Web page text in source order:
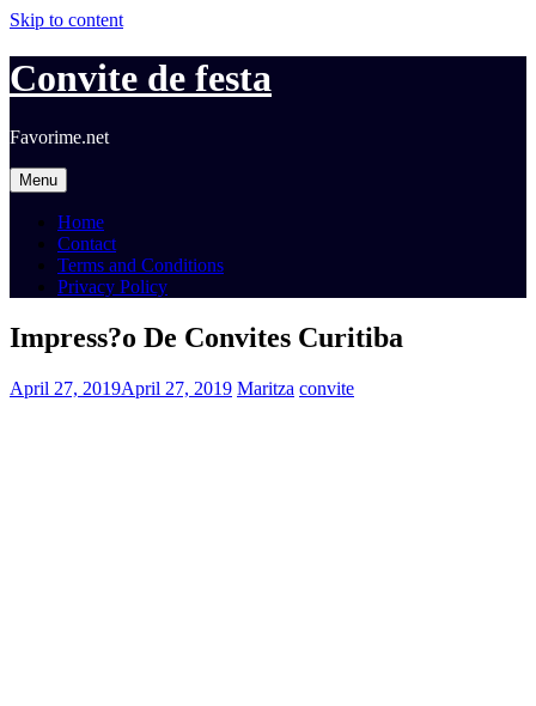
Skip to content
Convite de festa
Favorime.net
Menu
Home
Contact
Terms and Conditions
Privacy Policy
Impress?o De Convites Curitiba
April 27, 2019April 27, 2019 Maritza convite